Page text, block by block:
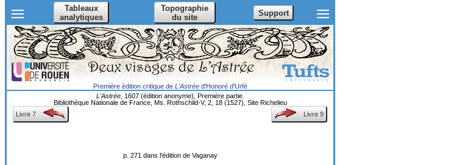
Tableaux
analytiques
Topographie
du site
Support
Première édition critique de L'Astréed'Honoré d'Urfé
L'Astrée, 1607 (édition anonyme), Première partie.
Bibliothèque Nationale de France, Ms. Rothschild-V, 2, 18 (1527), Site Richelieu
Livre 7
Livre 9
p. 271 dans l'édition de Vaganay